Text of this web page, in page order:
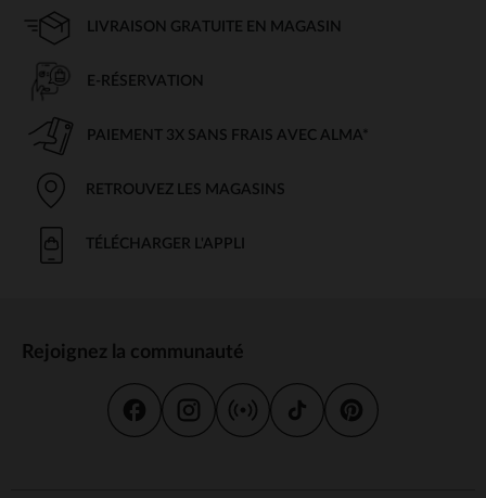
LIVRAISON GRATUITE EN MAGASIN
E-RÉSERVATION
PAIEMENT 3X SANS FRAIS AVEC ALMA*
RETROUVEZ LES MAGASINS
TÉLÉCHARGER L'APPLI
Rejoignez la communauté